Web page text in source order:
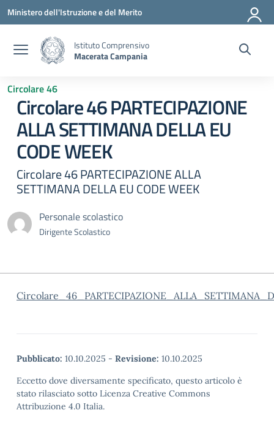
Vai ai contenuti
Vai al menu di navigazione
Vai al footer
Ministero dell'Istruzione e del Merito
Istituto Comprensivo
Macerata Campania
Circolare 46
Circolare 46 PARTECIPAZIONE
ALLA SETTIMANA DELLA EU
CODE WEEK
Circolare 46 PARTECIPAZIONE ALLA
SETTIMANA DELLA EU CODE WEEK
Personale scolastico
Dirigente Scolastico
Pubblicato: 10.10.2025 - Revisione: 10.10.2025
Eccetto dove diversamente specificato, questo articolo è
stato rilasciato sotto Licenza Creative Commons
Attribuzione 4.0 Italia.